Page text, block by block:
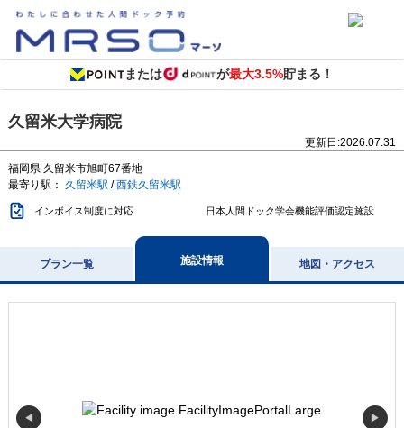
または が最大3.5%貯まる！
久留米大学病院
更新日:2026.07.31
福岡県 久留米市旭町67番地
最寄り駅： 久留米駅 /西鉄久留米駅
インボイス制度に対応 日本人間ドック学会機能評価認定施設
プラン一覧 施設情報 地図・アクセス
◀ ▶